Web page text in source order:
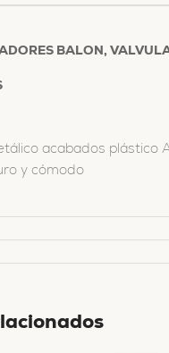
BALON,
acabados plástico
y cómodo